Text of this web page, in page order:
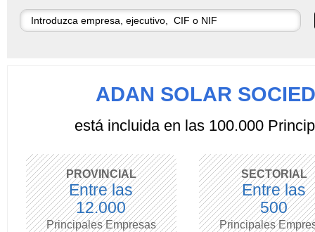
ADAN SOLAR
está incluida en las 100.000
PROVINCIAL
Entre las
12.000
Principales Empresas
SECTORIAL
Entre las
500
Principales